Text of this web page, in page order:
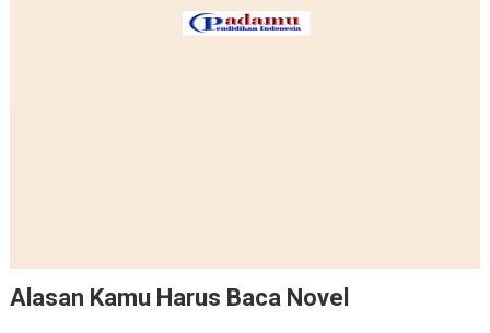
Alasan Kamu Harus Baca Novel